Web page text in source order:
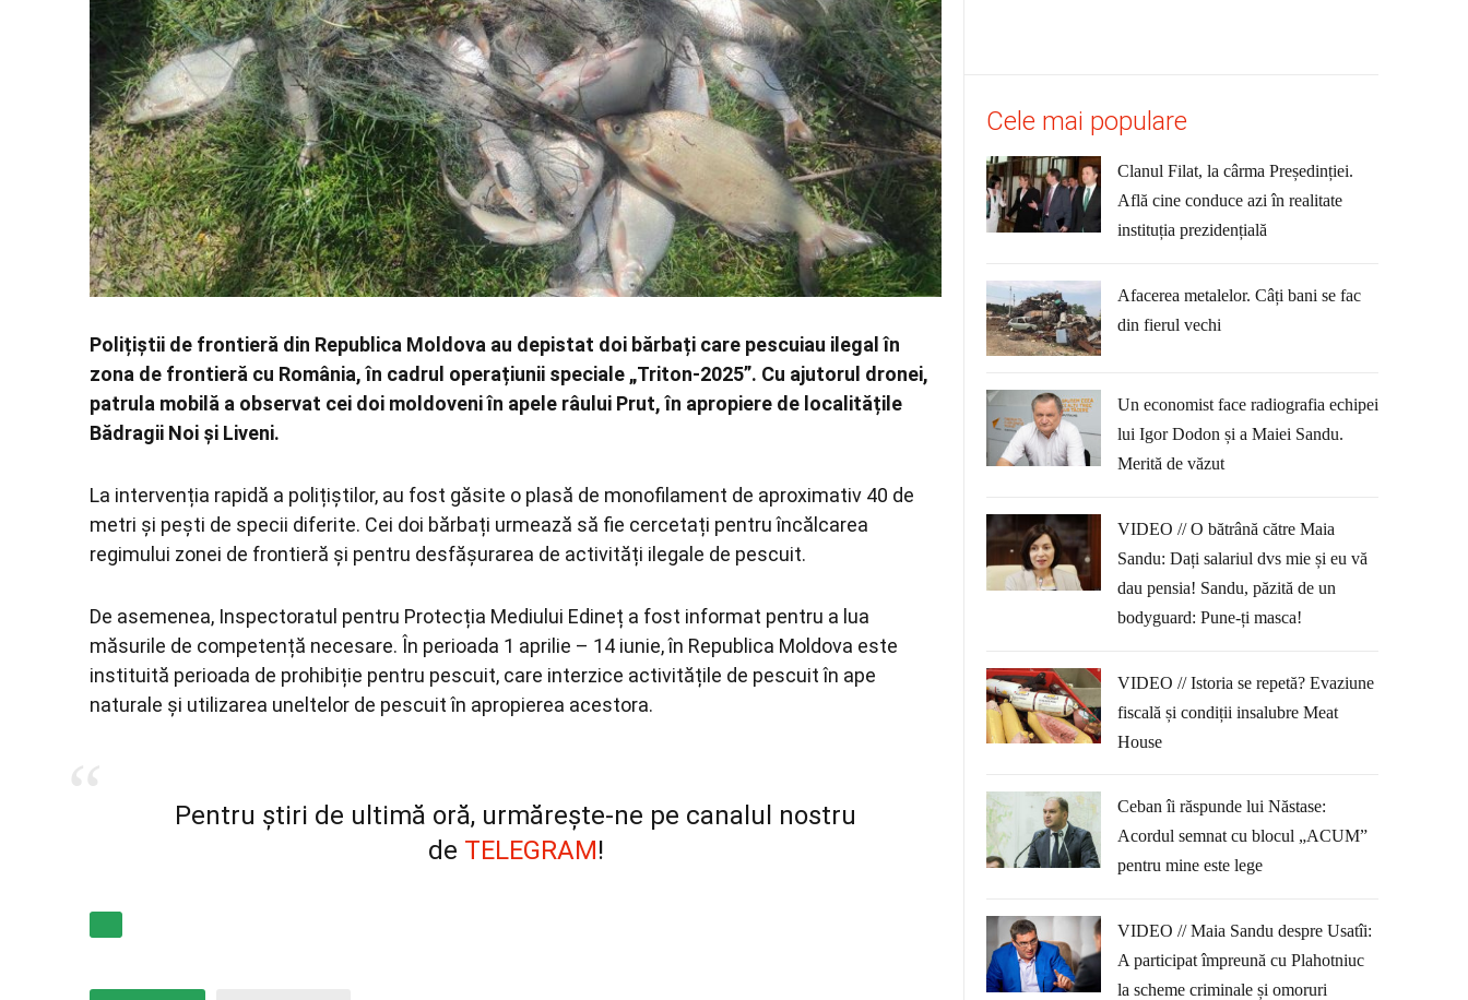
Polițiștii de frontieră din Republica Moldova au depistat doi bărbați care pescuiau ilegal în
zona de frontieră cu România, în cadrul operațiunii speciale „Triton-2025”. Cu ajutorul dronei,
patrula mobilă a observat cei doi moldoveni în apele râului Prut, în apropiere de localitățile
Bădragii Noi și Liveni.
La intervenția rapidă a polițiștilor, au fost găsite o plasă de monofilament de aproximativ 40 de
metri și pești de specii diferite. Cei doi bărbați urmează să fie cercetați pentru încălcarea
regimului zonei de frontieră și pentru desfășurarea de activități ilegale de pescuit.
De asemenea, Inspectoratul pentru Protecția Mediului Edineț a fost informat pentru a lua
măsurile de competență necesare. În perioada 1 aprilie – 14 iunie, în Republica Moldova este
instituită perioada de prohibiție pentru pescuit, care interzice activitățile de pescuit în ape
naturale și utilizarea uneltelor de pescuit în apropierea acestora.
Pentru știri de ultimă oră, urmărește-ne pe canalul nostru
de TELEGRAM!
Cele mai populare
Clanul Filat, la cârma Președinției.
Află cine conduce azi în realitate
instituția prezidențială
Afacerea metalelor. Câți bani se fac
din fierul vechi
Un economist face radiografia echipei
lui Igor Dodon și a Maiei Sandu.
Merită de văzut
VIDEO // O bătrână către Maia
Sandu: Dați salariul dvs mie și eu vă
dau pensia! Sandu, păzită de un
bodyguard: Pune-ți masca!
VIDEO // Istoria se repetă? Evaziune
fiscală și condiții insalubre Meat
House
Ceban îi răspunde lui Năstase:
Acordul semnat cu blocul „ACUM”
pentru mine este lege
VIDEO // Maia Sandu despre Usatîi:
A participat împreună cu Plahotniuc
la scheme criminale și omoruri